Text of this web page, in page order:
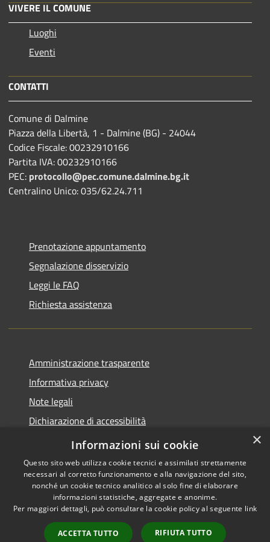
VIVERE IL COMUNE
Luoghi
Eventi
CONTATTI
Comune di Dalmine
Piazza della Libertà, 1 - Dalmine (BG) - 24044
Codice Fiscale: 00232910166
Partita IVA: 00232910166
PEC: protocollo@pec.comune.dalmine.bg.it
Centralino Unico: 035/62.24.711
Prenotazione appuntamento
Segnalazione disservizio
Leggi le FAQ
Richiesta assistenza
Amministrazione trasparente
Informativa privacy
Note legali
Dichiarazione di accessibilità
Piano di miglioramento del sito
Accessibilità
Copyright © 2026 • Comune di
Dalmine • Powered by
Municipium•
Accesso
×
Informazioni sui cookie
Questo sito web utilizza cookie tecnici e assimilati strettamente
necessari al corretto funzionamento e alla navigazione del sito,
nonché un cookie tecnico analitico al solo fine di elaborare
informazioni statistiche, aggregate e anonime.
Per maggiori dettagli, può consultare la cookie policy al seguente link
ACCETTA TUTTO RIFIUTA TUTTO